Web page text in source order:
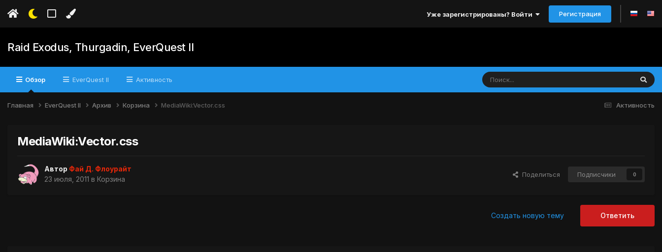
Уже зарегистрированы? Войти Регистрация
Raid Exodus, Thurgadin, EverQuest II
Обзор EverQuest II Активность
Активность
Главная EverQuest II Архив Корзина MediaWiki:Vector.css
MediaWiki:Vector.css
Автор Фай Д. Флоурайт
23 июля, 2011 в Корзина
Поделиться Подписчики 0
Ответить
Создать новую тему